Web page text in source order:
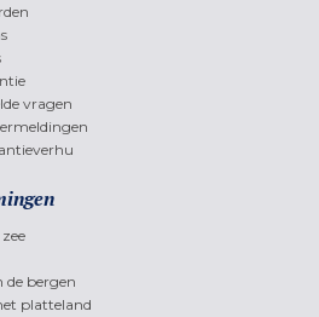
vragen
de bergen
platteland